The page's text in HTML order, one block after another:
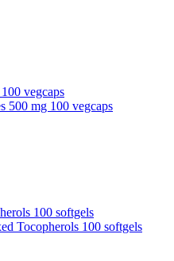
mg 100 vegcaps
Tocopherols 100 softgels